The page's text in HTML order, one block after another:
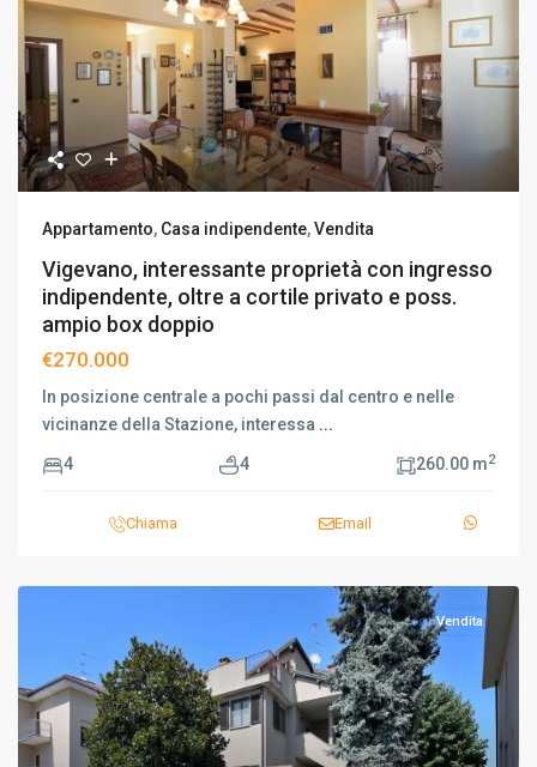
Appartamento, Casa indipendente,Vendita
Vigevano, interessante proprietà con ingresso
indipendente, oltre a cortile privato e poss.
ampio box doppio
€270.000
In posizione centrale a pochi passi dal centro e nelle
vicinanze della Stazione, interessa ...
4 4 260.00 m2
Chiama Email
Vendita